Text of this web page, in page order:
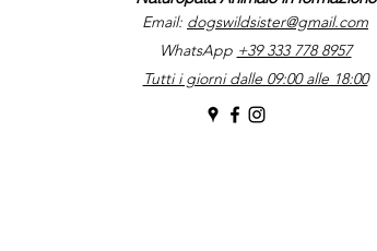
Email: dogswildsister@gmail.com
WhatsApp +39 333 778 8957
Tutti i giorni dalle 09:00 alle 18:00